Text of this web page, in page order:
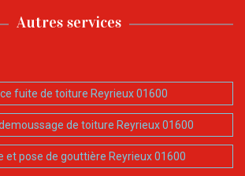
Autres services
fuite de toiture Reyrieux 01600
de toiture Reyrieux 01600
et pose de gouttière Reyrieux 01600